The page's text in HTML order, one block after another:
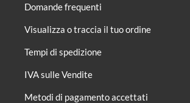
Domande frequenti
Visualizza o traccia il tuo ordine
Tempi di spedizione
IVA sulle Vendite
Metodi di pagamento accettati